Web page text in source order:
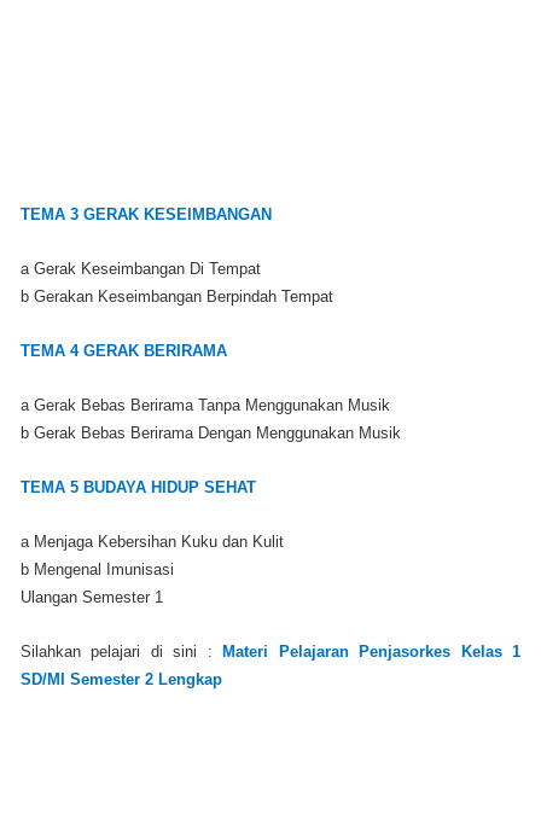
TEMA 3 GERAK KESEIMBANGAN
a Gerak Keseimbangan Di Tempat
b Gerakan Keseimbangan Berpindah Tempat
TEMA 4 GERAK BERIRAMA
a Gerak Bebas Berirama Tanpa Menggunakan Musik
b Gerak Bebas Berirama Dengan Menggunakan Musik
TEMA 5 BUDAYA HIDUP SEHAT
a Menjaga Kebersihan Kuku dan Kulit
b Mengenal Imunisasi
Ulangan Semester 1
Silahkan pelajari di sini :Materi Pelajaran Penjasorkes Kelas 1
SD/MI Semester 2 Lengkap